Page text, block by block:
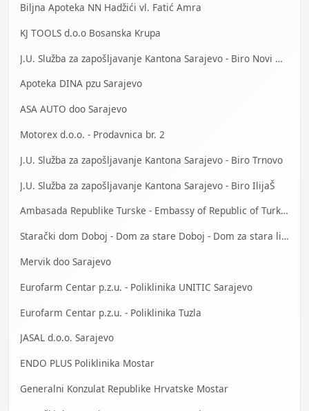
Biljna Apoteka NN Hadžići vl. Fatić Amra
KJ TOOLS d.o.o Bosanska Krupa
J.U. Služba za zapošljavanje Kantona Sarajevo - Biro Novi Grad
Apoteka DINA pzu Sarajevo
ASA AUTO doo Sarajevo
Motorex d.o.o. - Prodavnica br. 2
J.U. Služba za zapošljavanje Kantona Sarajevo - Biro Trnovo
J.U. Služba za zapošljavanje Kantona Sarajevo - Biro IlijaŠ
Ambasada Republike Turske - Embassy of Republic of Turkey
Starački dom Doboj - Dom za stare Doboj - Dom za stara lica Doboj
Mervik doo Sarajevo
Eurofarm Centar p.z.u. - Poliklinika UNITIC Sarajevo
Eurofarm Centar p.z.u. - Poliklinika Tuzla
JASAL d.o.o. Sarajevo
ENDO PLUS Poliklinika Mostar
Generalni Konzulat Republike Hrvatske Mostar